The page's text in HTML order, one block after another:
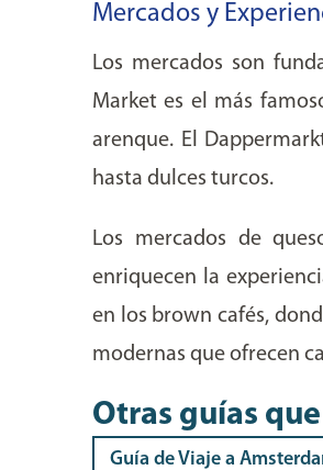
Mercados y
Los mercados son
Market es el más
arenque. El
hasta dulces turcos.
Los mercados de
enriquecen la
en los brown cafés,
modernas que ofrecen
Otras guías
Guía de Viaje a